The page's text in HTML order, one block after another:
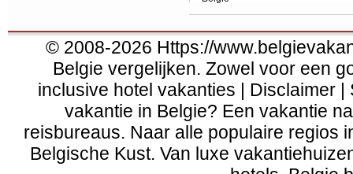
© 2008-2026 Https://
Belgie vergelijken. Zowel voor een
inclusive hotel vakanties | Disclaimer |
vakantie in Belgie? Een vakantie
reisbureaus. Naar alle populaire regios
Belgische Kust. Van luxe